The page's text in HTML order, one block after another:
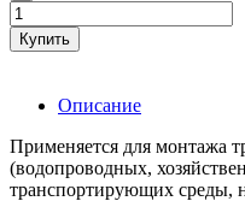
Купить
Описание
Применяется для монтажа
(водопроводных,
транспортирующих среды,